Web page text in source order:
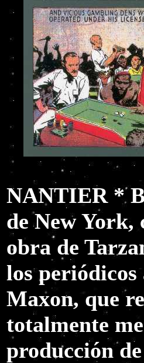
NANTIER *
de New York,
obra de
los
Maxon, que
totalmente
producción